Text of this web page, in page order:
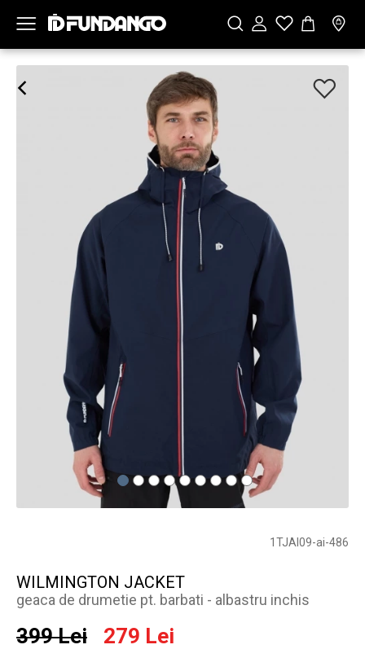
1TJAI09-ai-486
WILMINGTON JACKET
geaca de drumetie pt. barbati - albastru inchis
399 Lei 279 Lei